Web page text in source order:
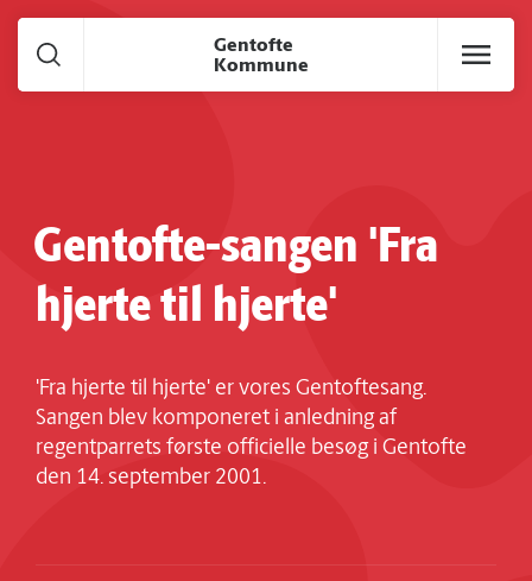
Gentofte
Kommune
Gentofte-sangen 'Fra
hjerte til hjerte'
'Fra hjerte til hjerte' er vores Gentoftesang.
Sangen blev komponeret i anledning af
regentparrets første officielle besøg i Gentofte
den 14. september 2001.